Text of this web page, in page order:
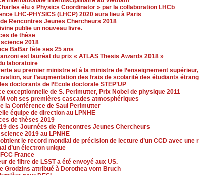
élu « Physics Coordinator » par la collaboration LHCb
LHC-PHYSICS (LHCP) 2020 aura lieu à Paris
Rencontres Jeunes Chercheurs 2018
publie un nouveau livre.
de thèse
science 2018
BaBar fête ses 25 ans
est lauréat du prix « ATLAS Thesis Awards 2018 »
laboratoire
au premier ministre et à la ministre de l’enseignement
sur l’augmentation des frais de scolarité des étudiants
doctorants de l’Ecole doctorale STEP’UP
exceptionnelle de S. Perlmutter, Prix Nobel de physique 2011
voit ses premières cascades atmosphériques
la Conférence de Saul Perlmutter
équipe de direction au LPNHE
de thèses 2019
des Journées de Rencontres Jeunes Chercheurs
science 2019 au LPNHE
obtient le record mondial de précision de lecture d’un CCD avec une
d’un électron unique
France
de filtre de LSST a été envoyé aux US.
Grodzins attribué à Dorothea vom Bruch